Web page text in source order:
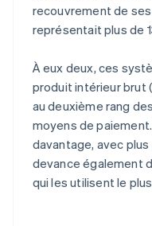
recouvrement de
représentait plus de
À eux deux, ces
produit intérieur brut
au deuxième rang
moyens de
davantage, avec plus
devance également
qui les utilisent le